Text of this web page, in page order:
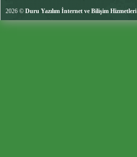
2026 © Duru Yazılım İnternet ve Bilişim Hizmetleri